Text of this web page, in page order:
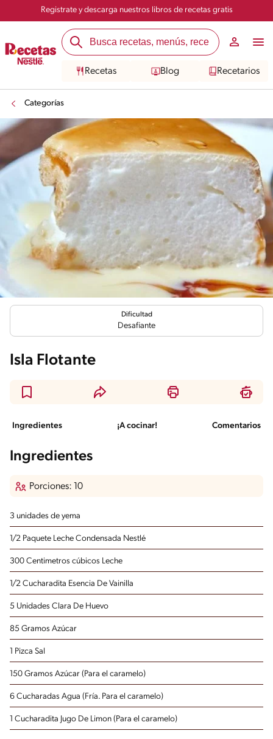
Registrate y descarga nuestros libros de recetas gratis
Recetas Blog Recetarios
Categorías
Dificultad
Desafiante
Isla Flotante
Ingredientes ¡A cocinar! Comentarios
Ingredientes
Porciones: 10
3 unidades de yema
1/2 Paquete Leche Condensada Nestlé
300 Centimetros cúbicos Leche
1/2 Cucharadita Esencia De Vainilla
5 Unidades Clara De Huevo
85 Gramos Azúcar
1 Pizca Sal
150 Gramos Azúcar (Para el caramelo)
6 Cucharadas Agua (Fría. Para el caramelo)
1 Cucharadita Jugo De Limon (Para el caramelo)